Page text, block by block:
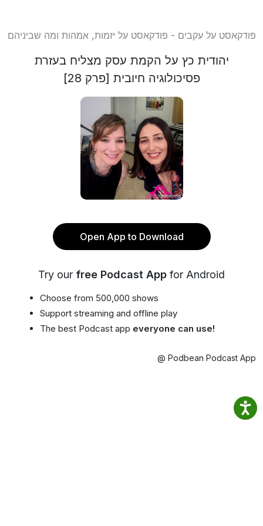
פודקאסט על עקבים - פודקאסט על יזמות, אמהות ומה שביניהם
יהודית כץ על הקמת עסק מצליח בעזרת
פסיכולוגיה חיובית [פרק 28]
Open App to Download
Try our free Podcast App for Android
Choose from 500,000 shows
Support streaming and offline play
The best Podcast app everyone can use!
@ Podbean Podcast App